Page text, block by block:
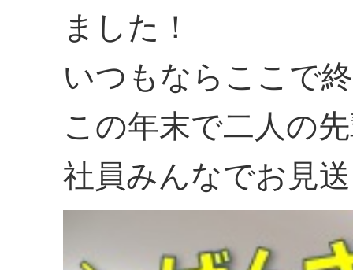
ました！
いつもならここで
この年末で二人の
社員みんなでお見